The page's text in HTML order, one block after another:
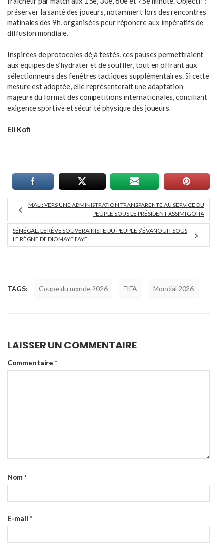
préserver la santé des joueurs, notamment lors des rencontres
matinales dès 9h, organisées pour répondre aux impératifs de
diffusion mondiale.
Inspirées de protocoles déjà testés, ces pauses permettraient
aux équipes de s’hydrater et de souffler, tout en offrant aux
sélectionneurs des fenêtres tactiques supplémentaires. Si cette
mesure est adoptée, elle représenterait une adaptation
majeure du format des compétitions internationales, conciliant
exigence sportive et sécurité physique des joueurs.
Eli Kofi
MALI: VERS UNE ADMINISTRATION TRANSPARENTE AU SERVICE DU
PEUPLE SOUS LE PRÉSIDENT ASSIMI GOÏTA
SÉNÉGAL: LE RÊVE SOUVERAINISTE DU PEUPLE S’ÉVANOUIT SOUS
LE RÈGNE DE DIOMAYE FAYE
TAGS: Coupe du monde 2026 FIFA Mondial 2026
LAISSER UN COMMENTAIRE
Commentaire *
Nom *
E-mail *